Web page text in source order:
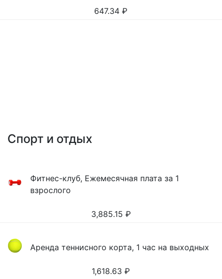
647.34 ₽
Спорт и отдых
Фитнес-клуб, Ежемесячная плата за 1
взрослого
3,885.15 ₽
Аренда теннисного корта, 1 час на выходных
1,618.63 ₽